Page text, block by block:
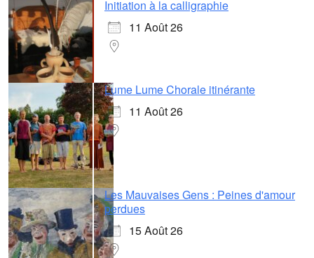
Initiation à la calligraphie
11 Août 26
Lume Lume Chorale itinérante
11 Août 26
Les Mauvaises Gens : Peines d'amour
perdues
15 Août 26